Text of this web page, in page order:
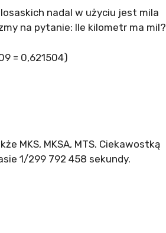
nadal w użyciu jest mila
na pytanie: Ile kilometr ma mil?
= 0,621504)
MKS, MKSA, MTS. Ciekawostką
1/299 792 458 sekundy.